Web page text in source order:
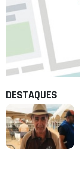
DESTAQUES